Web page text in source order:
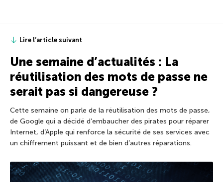
Lire l’article suivant
Une semaine d’actualités : La
réutilisation des mots de passe ne
serait pas si dangereuse ?
Cette semaine on parle de la réutilisation des mots de passe,
de Google qui a décidé d’embaucher des pirates pour réparer
Internet, d’Apple qui renforce la sécurité de ses services avec
un chiffrement puissant et de bien d’autres réparations.